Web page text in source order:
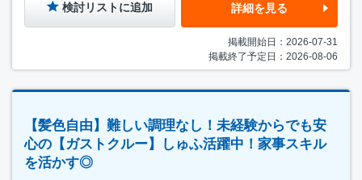
検討リストに追加 詳細を見る
掲載開始日：2026-07-31
掲載終了予定日：2026-08-06
【髪色自由】難しい調理なし！未経験からでも安
心の【ガストクルー】しゅふ活躍中！家事スキル
を活かす◎